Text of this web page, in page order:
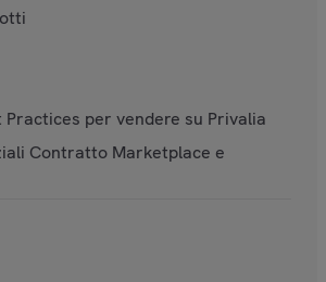
per vendere su Privalia
Contratto Marketplace e